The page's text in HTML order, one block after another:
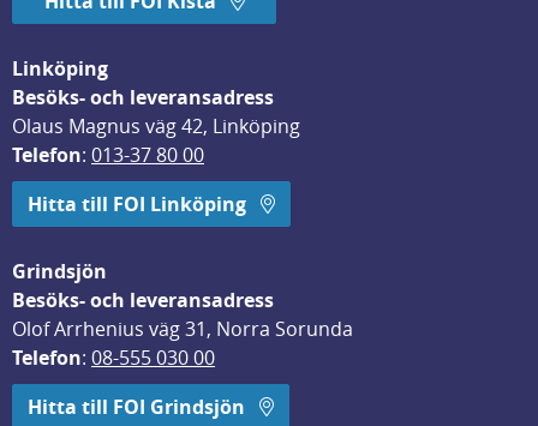
Linköping
Besöks- och leveransadress
Olaus Magnus väg 42, Linköping
Telefon: 013-37 80 00
Hitta till FOI Linköping
Grindsjön
Besöks- och leveransadress
Olof Arrhenius väg 31, Norra Sorunda
Telefon: 08-555 030 00
Hitta till FOI Grindsjön